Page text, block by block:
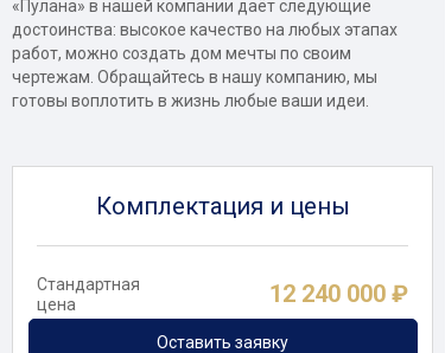
«Пулана» в нашей компании даёт следующие
достоинства: высокое качество на любых этапах
работ, можно создать дом мечты по своим
чертежам. Обращайтесь в нашу компанию, мы
готовы воплотить в жизнь любые ваши идеи.
Комплектация и цены
Стандартная
цена
12 240 000 ₽
Оставить заявку